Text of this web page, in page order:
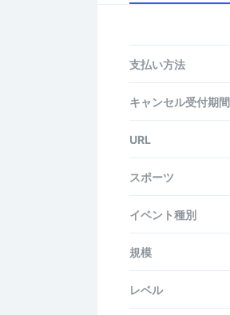
支払い方法
キャンセル受付期間
URL
スポーツ
イベント種別
規模
レベル